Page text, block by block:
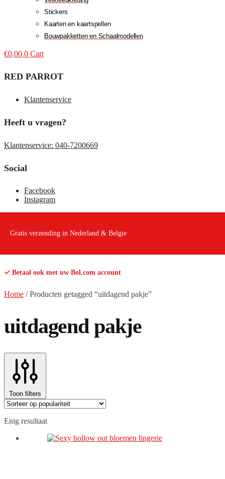
Stickers
Kaarten en kaartspellen
Bouwpakketten en Schaalmodellen
€0,00 0 Cart
RED PARROT
Klantenservice
Heeft u vragen?
Klantenservice: 040-7200669
Social
Facebook
Instagram
Gratis verzending in Nederland & Belgie
✓ Betaal ook met uw Bol.com account
Home /Producten getagged “uitdagend pakje”
uitdagend pakje
Toon filters
Enig resultaat